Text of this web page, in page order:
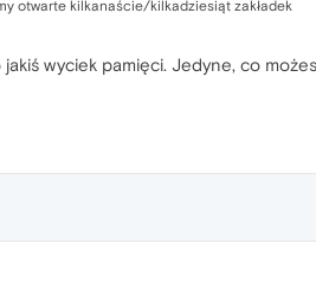
otwarte kilkanaście/kilkadziesiąt zakładek
wyciek pamięci. Jedyne, co